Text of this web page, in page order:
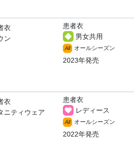
衣
ン
患者衣
男女共用
All オールシーズン
2023年発売
衣
ニティウェア
患者衣
レディース
All オールシーズン
2022年発売